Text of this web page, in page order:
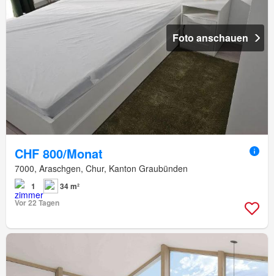
Foto anschauen
CHF 800/Monat
7000, Araschgen, Chur, Kanton Graubünden
1
34 m²
Vor 22 Tagen